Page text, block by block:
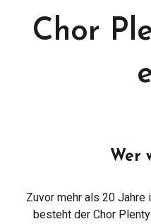
Chor
Wer
Zuvor mehr als 20 Jahre
besteht der Chor